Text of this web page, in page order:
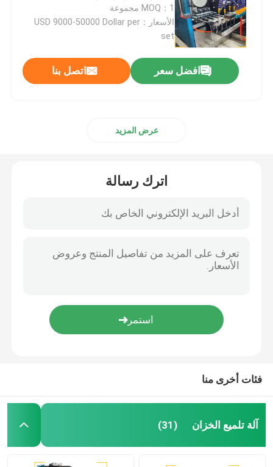
آلة تلميع الطلاء
آلة تلميع CNC
أجهزة تحرير لحام
تلميع المواد الاستهلاكية
آلات لحام
MOQ：1 مجموعة
الأسعار：USD 9000-50000 Dollar per
set
افضل سعر اتصل بنا
عرض المزيد
اترك رسالة
فئات أخرى منا
آلة تلميع الخزان (31)